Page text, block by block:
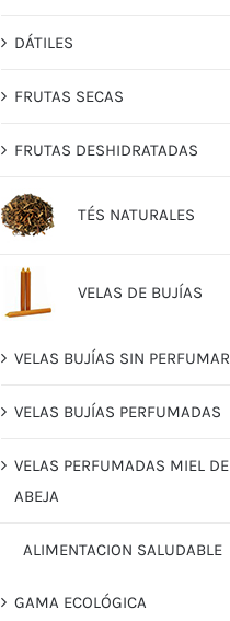
DÁTILES
FRUTAS SECAS
FRUTAS DESHIDRATADAS
TÉS NATURALES
VELAS DE BUJÍAS
VELAS BUJÍAS SIN PERFUMAR
VELAS BUJÍAS PERFUMADAS
VELAS PERFUMADAS MIEL DE
ABEJA
ALIMENTACION SALUDABLE
GAMA ECOLÓGICA